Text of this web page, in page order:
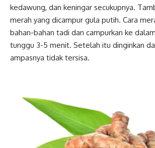
kedawung, dan keningar secukupnya.
merah yang dicampur gula putih. Cara
bahan-bahan tadi dan campurkan ke
tunggu 3-5 menit. Setelah itu dinginkan
ampasnya tidak tersisa.